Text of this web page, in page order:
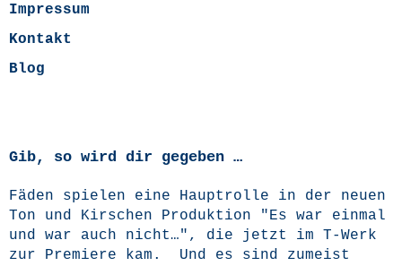
Impressum
Kontakt
Blog
Gib, so wird dir gegeben …
Fäden spie­len eine Haupt­rol­le in der neu­en
Ton und Kir­schen Pro­duk­ti­on "Es war ein­mal
und war auch nicht…", die jetzt im T‑Werk
zur Pre­mie­re kam. Und es sind zumeist